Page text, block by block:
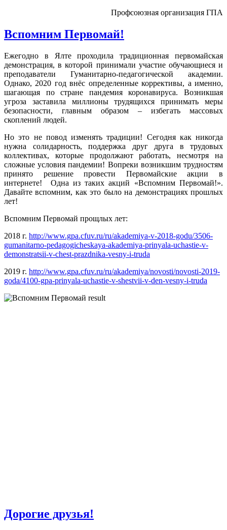
Профсоюзная организация ГПА
Вспомним Первомай!
Ежегодно в Ялте проходила традиционная первомайская
демонстрация, в которой принимали участие обучающиеся и
преподаватели Гуманитарно-педагогической академии.
Однако, 2020 год внёс определенные коррективы, а именно,
шагающая по стране пандемия коронавируса. Возникшая
угроза заставила миллионы трудящихся принимать меры
безопасности, главным образом – избегать массовых
скоплений людей.
Но это не повод изменять традиции! Сегодня как никогда
нужна солидарность, поддержка друг друга в трудовых
коллективах, которые продолжают работать, несмотря на
сложные условия пандемии! Вопреки возникшим трудностям
принято решение провести Первомайские акции в
интернете! Одна из таких акций «Вспомним Первомай!».
Давайте вспомним, как это было на демонстрациях прошлых
лет!
Вспомним Первомай прощлых лет:
2018 г. http://www.gpa.cfuv.ru/ru/akademiya-v-2018-godu/3506-
gumanitarno-pedagogicheskaya-akademiya-prinyala-uchastie-v-
demonstratsii-v-chest-prazdnika-vesny-i-truda
2019 г. http://www.gpa.cfuv.ru/ru/akademiya/novosti/novosti-2019-
goda/4100-gpa-prinyala-uchastie-v-shestvii-v-den-vesny-i-truda
Дорогие друзья!